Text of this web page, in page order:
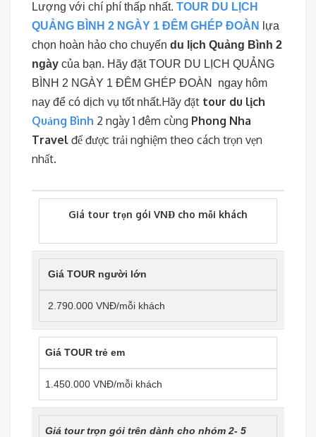
Lượng với chí phí thấp nhất. TOUR DU LỊCH
QUẢNG BÌNH 2 NGÀY 1 ĐÊM GHÉP ĐOÀN
lựa
chọn hoàn hảo cho chuyến du lịch Quảng Bình 2
ngày của bạn. Hãy đặt TOUR DU LỊCH QUẢNG
BÌNH 2 NGÀY 1 ĐÊM GHÉP ĐOÀN ngay hôm
nay để có dịch vụ tốt nhất.Hãy đặt tour du lịch
Quảng Bình 2 ngày 1 đêm cùng Phong Nha
Travel để được trải nghiệm theo cách trọn vẹn
nhất.
Giá tour trọn gói VNĐ cho mỗi khách
Giá TOUR người lớn
2.790.000 VNĐ/mỗi khách
Giá TOUR trẻ em
1.450.000 VNĐ/mỗi khách
Giá tour trọn gói trên dành cho nhóm 2- 5